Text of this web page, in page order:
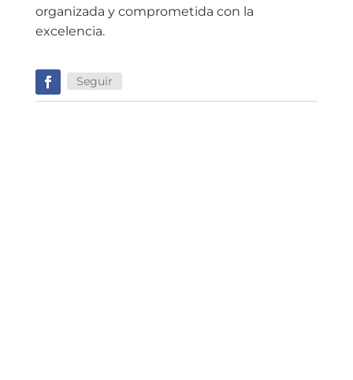
organizada y comprometida con la
excelencia.
Seguir